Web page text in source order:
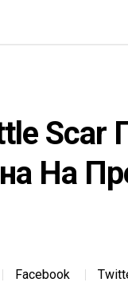
Scar
На
Facebook